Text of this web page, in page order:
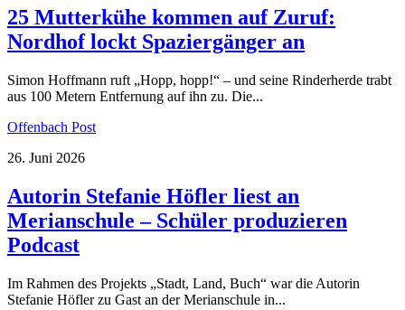
25 Mutterkühe kommen auf Zuruf:
Nordhof lockt Spaziergänger an
Simon Hoffmann ruft „Hopp, hopp!“ – und seine Rinderherde trabt
aus 100 Metern Entfernung auf ihn zu. Die...
Offenbach Post
26. Juni 2026
Autorin Stefanie Höfler liest an
Merianschule – Schüler produzieren
Podcast
Im Rahmen des Projekts „Stadt, Land, Buch“ war die Autorin
Stefanie Höfler zu Gast an der Merianschule in...